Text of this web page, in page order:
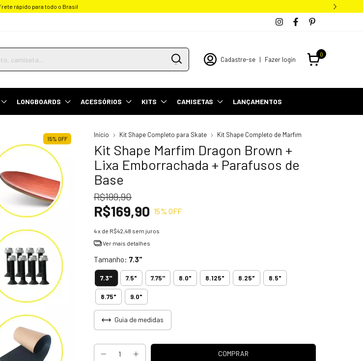
Parcele em até 4x sem juros
Cadastre-se | Fazer login
0
LONGBOARDS ACESSÓRIOS KITS CAMISETAS LANÇAMENTOS
15% OFF
Início Kit Shape Completo para Skate Kit Shape Completo de Marfim
Kit Shape Marfim Dragon Brown +
Lixa Emborrachada + Parafusos de
Base
R$199,90
R$169,90 15% OFF
4x de R$42,48 sem juros
Ver mais detalhes
Tamanho: 7.3"
7.3" 7.5" 7.75'' 8.0" 8.125" 8.25" 8.5"
8.75" 9.0"
Guia de medidas